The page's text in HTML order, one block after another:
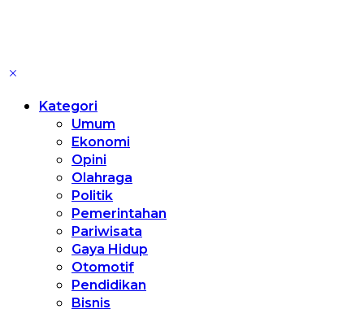
Kategori
Umum
Ekonomi
Opini
Olahraga
Politik
Pemerintahan
Pariwisata
Gaya Hidup
Otomotif
Pendidikan
Bisnis